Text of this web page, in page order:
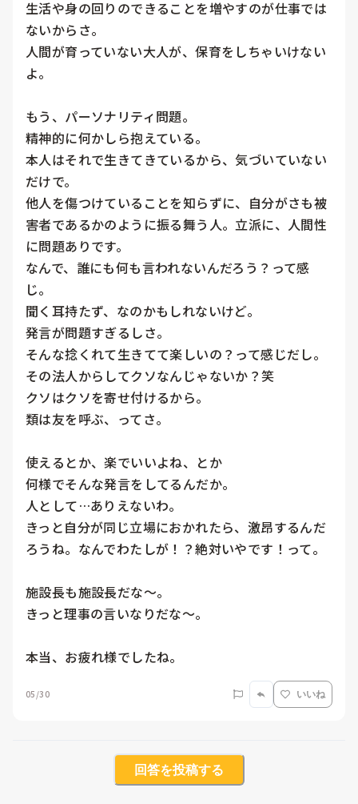
生活や身の回りのできることを増やすのが仕事では
ないからさ。
人間が育っていない大人が、保育をしちゃいけない
よ。
もう、パーソナリティ問題。
精神的に何かしら抱えている。
本人はそれで生きてきているから、気づいていない
だけで。
他人を傷つけていることを知らずに、自分がさも被
害者であるかのように振る舞う人。立派に、人間性
に問題ありです。
なんで、誰にも何も言われないんだろう？って感
じ。
聞く耳持たず、なのかもしれないけど。
発言が問題すぎるしさ。
そんな捻くれて生きてて楽しいの？って感じだし。
その法人からしてクソなんじゃないか？笑
クソはクソを寄せ付けるから。
類は友を呼ぶ、ってさ。
使えるとか、楽でいいよね、とか
何様でそんな発言をしてるんだか。
人として…ありえないわ。
きっと自分が同じ立場におかれたら、激昂するんだ
ろうね。なんでわたしが！？絶対いやです！って。
施設長も施設長だな〜。
きっと理事の言いなりだな〜。
本当、お疲れ様でしたね。
05/30 いいね
回答を投稿する